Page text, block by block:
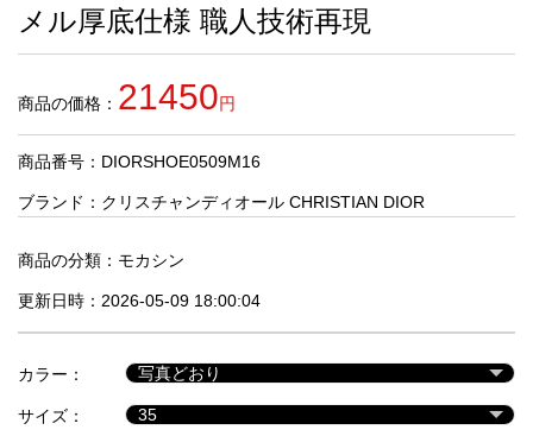
め
商
人
気
商
セ
ル
品
メル厚底仕様 職人技術再現
商品の価格： 21450円
商品番号：DIORSHOE0509M16
ブランド： クリスチャンディオール CHRISTIAN DIOR
商品の分類： モカシン
更新日時：2026-05-09 18:00:04
カラー：
サイズ：